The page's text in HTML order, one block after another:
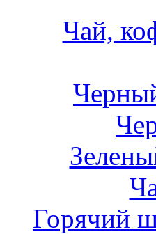
Чай,
Горячий